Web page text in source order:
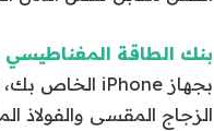
بنك الطاقة المغناطيسي من
الزجاج المقسى والفولاذ